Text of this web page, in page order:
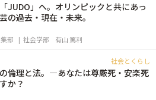
「JUDO」へ。オリンピックと共にあっ
の過去・現在・未来。
部
社会学部 有山 篤利
社会とくらし
倫理と法。―あなたは尊厳死・安楽死
か？